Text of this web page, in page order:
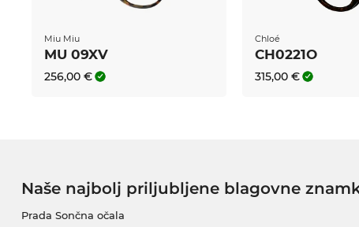
Miu Miu
MU 09XV
256,00 €
Chloé
CH0221O
315,00 €
Naše najbolj priljubljene blagovne
Prada Sončna očala